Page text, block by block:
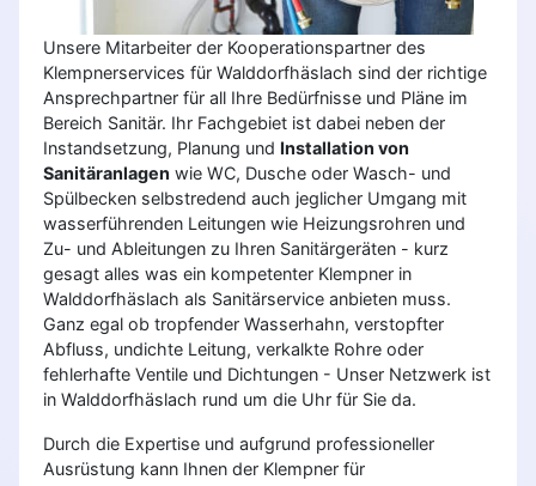
Unsere Mitarbeiter der Kooperationspartner des
Klempnerservices für Walddorfhäslach sind der richtige
Ansprechpartner für all Ihre Bedürfnisse und Pläne im
Bereich Sanitär. Ihr Fachgebiet ist dabei neben der
Instandsetzung, Planung und Installation von
Sanitäranlagen wie WC, Dusche oder Wasch- und
Spülbecken selbstredend auch jeglicher Umgang mit
wasserführenden Leitungen wie Heizungsrohren und
Zu- und Ableitungen zu Ihren Sanitärgeräten - kurz
gesagt alles was ein kompetenter Klempner in
Walddorfhäslach als Sanitärservice anbieten muss.
Ganz egal ob tropfender Wasserhahn, verstopfter
Abfluss, undichte Leitung, verkalkte Rohre oder
fehlerhafte Ventile und Dichtungen - Unser Netzwerk ist
in Walddorfhäslach rund um die Uhr für Sie da.
Durch die Expertise und aufgrund professioneller
Ausrüstung kann Ihnen der Klempner für